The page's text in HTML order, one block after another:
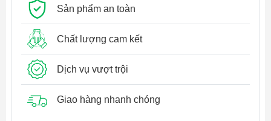
Sản phẩm an toàn
Chất lượng cam kết
Dịch vụ vượt trội
Giao hàng nhanh chóng